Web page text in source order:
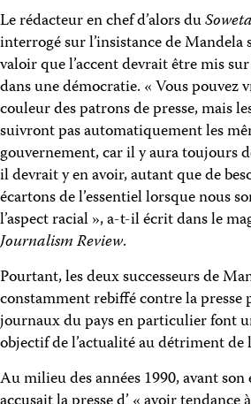
Le rédacteur en chef d’alors du
interrogé sur l’insistance de Mandela
valoir que l’accent devrait être mis
dans une démocratie. « Vous pouvez
couleur des patrons de presse, mais
suivront pas automatiquement les
gouvernement, car il y aura toujours
il devrait y en avoir, autant que de
écartons de l’essentiel lorsque nous
l’aspect racial », a-t-il écrit dans le
Journalism Review.
Pourtant, les deux successeurs de
constamment rebiffé contre la presse
journaux du pays en particulier font
objectif de l’actualité au détriment de
Au milieu des années 1990, avant